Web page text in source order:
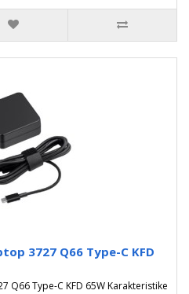
3727 Q66 Type-C KFD
Q66 Type-C KFD 65W Karakteristike